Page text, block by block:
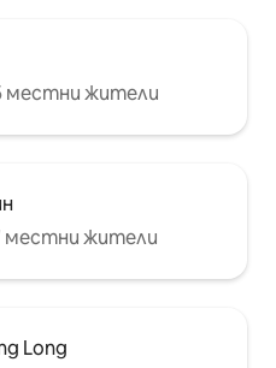
местни жители
местни жители
Long